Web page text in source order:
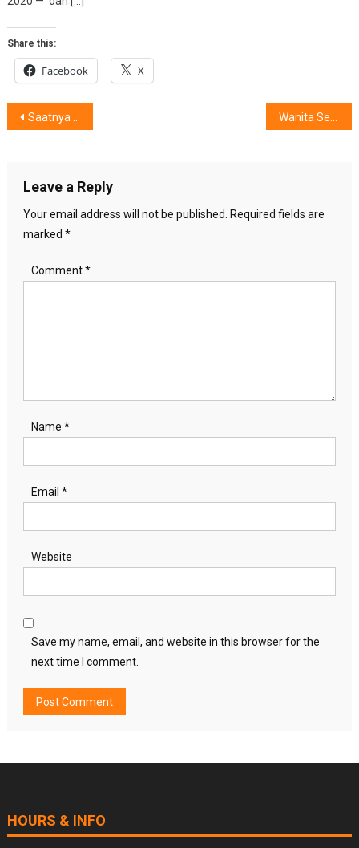
Share this:
Facebook X
Post
Saatnya Musisi Lokal Bersuara
Leave a Reply
Your email address will not be published.
Required fields are
marked *
Comment*
Name *
Email *
Website
Save my name, email, and website in this browser for the
next time I comment.
HOURS & INFO